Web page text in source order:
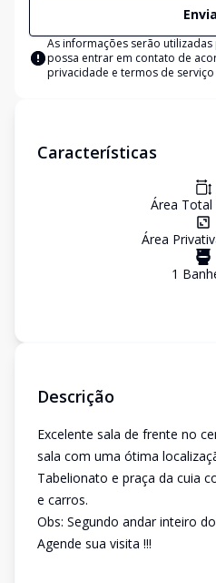
As informações serão
possa entrar em contato de
privacidade e termos de serviço
Características
Área Total
Área
1
Descrição
Excelente sala de frente no
sala com uma ótima
Tabelionato e praça da cuia
e carros.
Obs: Segundo andar inteiro
Agende sua visita !!!